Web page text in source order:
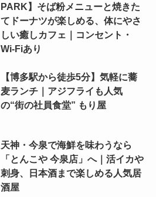
PARK】そば粉メニューと焼きた
てドーナツが楽しめる、体にやさ
しい癒しカフェ｜コンセント・
Wi-Fiあり
【博多駅から徒歩5分】気軽に蕎
麦ランチ｜アジフライも人気
の“街の社員食堂” もり屋
天神・今泉で海鮮を味わうなら
「とんこや 今泉店」へ｜活イカや
刺身、日本酒まで楽しめる人気居
酒屋